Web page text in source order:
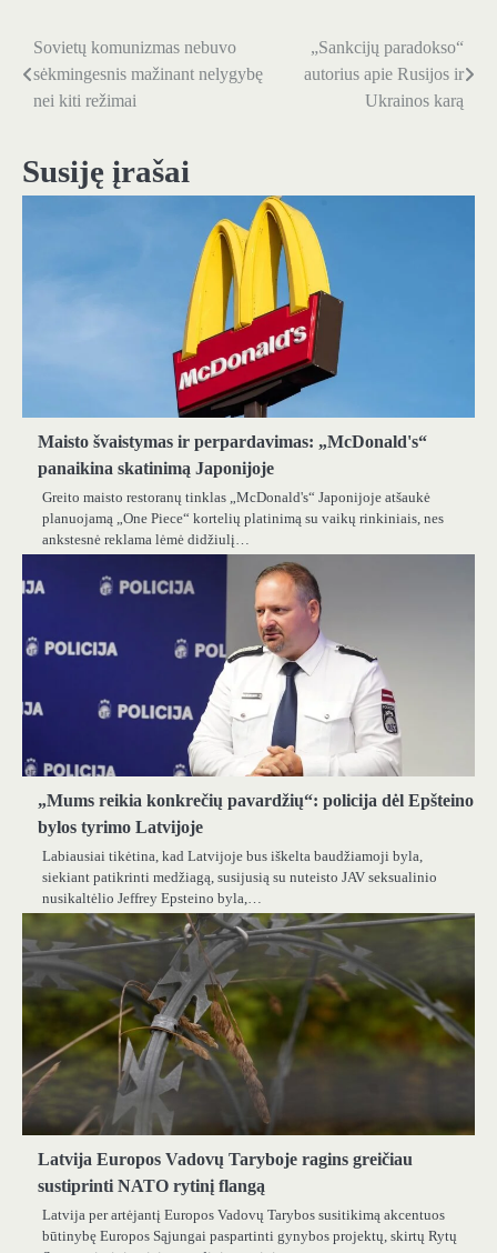
Navigacija
tarp
Sovietų komunizmas nebuvo
sėkmingesnis mažinant nelygybę
nei kiti režimai
„Sankcijų paradokso“
autorius apie Rusijos ir
Ukrainos karą
Susiję įrašai
Maisto švaistymas ir perpardavimas: „McDonald's“
panaikina skatinimą Japonijoje
Greito maisto restoranų tinklas „McDonald's“ Japonijoje atšaukė
planuojamą „One Piece“ kortelių platinimą su vaikų rinkiniais, nes
ankstesnė reklama lėmė didžiulį…
„Mums reikia konkrečių pavardžių“: policija dėl Epšteino
bylos tyrimo Latvijoje
Labiausiai tikėtina, kad Latvijoje bus iškelta baudžiamoji byla,
siekiant patikrinti medžiagą, susijusią su nuteisto JAV seksualinio
nusikaltėlio Jeffrey Epsteino byla,…
Latvija Europos Vadovų Taryboje ragins greičiau
sustiprinti NATO rytinį flangą
Latvija per artėjantį Europos Vadovų Tarybos susitikimą akcentuos
būtinybę Europos Sąjungai paspartinti gynybos projektų, skirtų Rytų